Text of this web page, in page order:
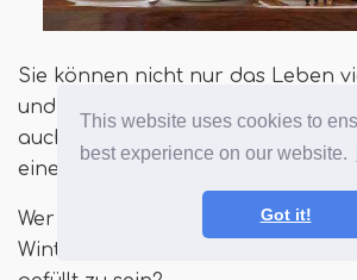
This website uses cookies to
best experience on our website.
Got it!
Sie können nicht nur das Leben
und Pflanzen auf diese Weise
auch den Vorteil, all dem
einen Grünen in Innenräumen
Wer liebt es nicht, am Ende eines
Wintertages in ein Wohnzimmer